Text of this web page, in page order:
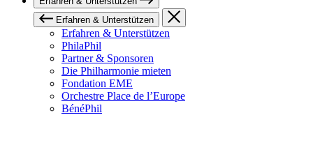
Erfahren & Unterstützen
Erfahren & Unterstützen
PhilaPhil
Partner & Sponsoren
Die Philharmonie mieten
Fondation EME
Orchestre Place de l’Europe
BénéPhil